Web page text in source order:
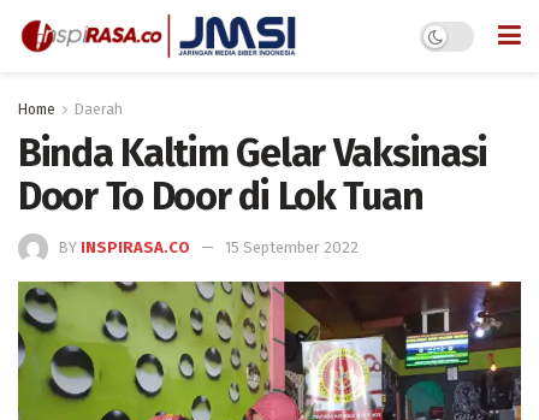
Home Daerah
Binda Kaltim Gelar Vaksinasi
Door To Door di Lok Tuan
BY INSPIRASA.CO 15 September 2022